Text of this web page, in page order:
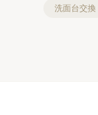
洗面台交換